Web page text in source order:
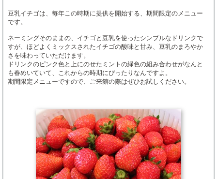
豆乳イチゴは、毎年この時期に提供を開始する、期間限定のメニュー
です。
ネーミングそのままの、イチゴと豆乳を使ったシンプルなドリンクで
すが、ほどよくミックスされたイチゴの酸味と甘み、豆乳のまろやか
さを味わっていただけます。
ドリンクのピンク色と上にのせたミントの緑色の組み合わせがなんと
も春めいていて、これからの時期にぴったりなんですよ。
期間限定メニューですので、ご来館の際はぜひお試しください。